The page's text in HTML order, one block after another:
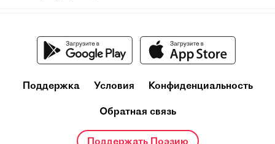
Поддержка Условия Конфиденциальность
Обратная связь
Поддержать Поэзию